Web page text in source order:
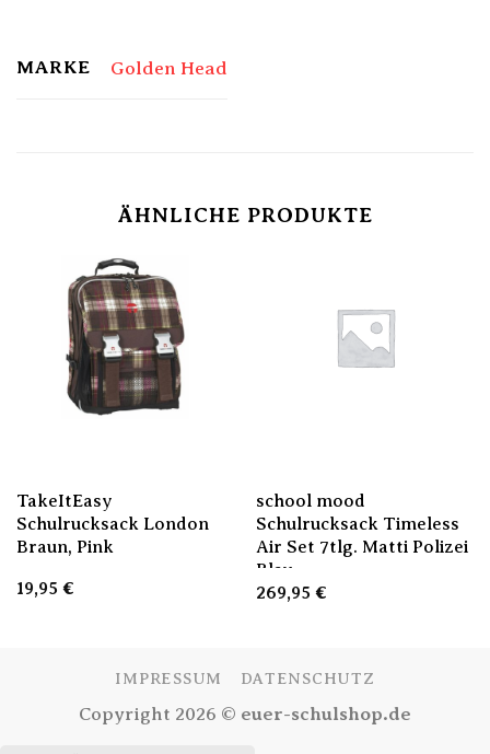
MARKE Golden Head
ÄHNLICHE PRODUKTE
TakeItEasy
Schulrucksack London
Braun, Pink
19,95 €
school mood
Schulrucksack Timeless
Air Set 7tlg. Matti Polizei
Blau
269,95 €
IMPRESSUM DATENSCHUTZ
Copyright 2026 © euer-schulshop.de